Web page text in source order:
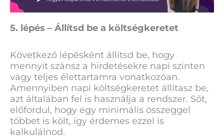
5. lépés – Állítsd be a költségkeretet
Következő lépésként állítsd be, hogy
mennyit szánsz a hirdetésekre napi szinten
vagy teljes élettartamra vonatkozóan.
Amennyiben napi költségkeretet állítasz be,
azt általában fel is használja a rendszer. Sőt,
előfordul, hogy egy minimális összeggel
többet is költ, így érdemes ezzel is
kalkulálnod.